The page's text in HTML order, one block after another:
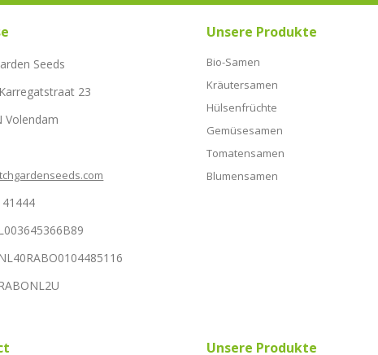
Seeds
23
Volendam
Unsere Produkte
Bio-Samen
Kräutersamen
Hülsenfrüchte
Gemüsesamen
Tomatensamen
Blumensamen
Unsere Produkte